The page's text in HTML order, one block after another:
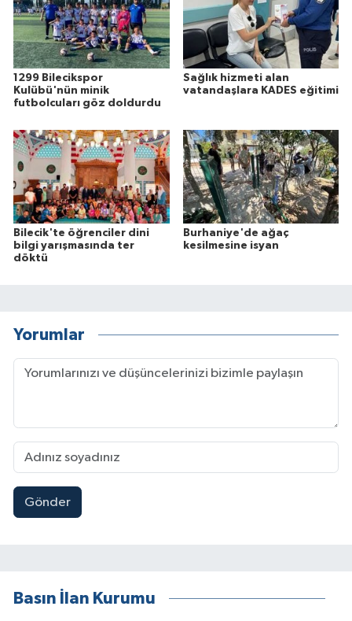
1299 Bilecikspor
Kulübü'nün minik
futbolcuları göz doldurdu
Sağlık hizmeti alan
vatandaşlara KADES eğitimi
Bilecik'te öğrenciler dini
bilgi yarışmasında ter
döktü
Burhaniye'de ağaç
kesilmesine isyan
Yorumlar
Gönder
Basın İlan Kurumu